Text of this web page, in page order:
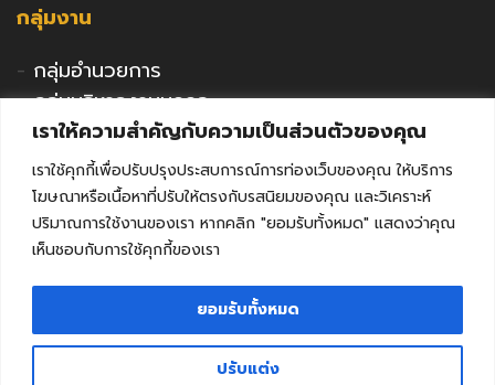
เราให้ความสำคัญกับความเป็นส่วนตัวของคุณ
เราใช้คุกกี้เพื่อปรับปรุงประสบการณ์การท่องเว็บของคุณ ให้บริการ
โฆษณาหรือเนื้อหาที่ปรับให้ตรงกับรสนิยมของคุณ และวิเคราะห์
ปริมาณการใช้งานของเรา หากคลิก "ยอมรับทั้งหมด" แสดงว่าคุณ
เห็นชอบกับการใช้คุกกี้ของเรา
ปรับแต่ง
ยอมรับทั้งหมด
กลุ่มงาน
- กลุ่มอำนวยการ
-กลุ่มบริหารงานบุคคล
กลุ่มนโยบายและแผน
-กลุ่มนิเทศติดตามและประเมินผล
-กลุ่มพัฒนาการศึกษา
-กลุ่มส่งเสริมการศึกษาเอกชน
-กลุ่มกิจการลูกเสือฯ
-หน่วยตรวจสอบภายใน
คุรุสภาจังหวัดลพบุรี